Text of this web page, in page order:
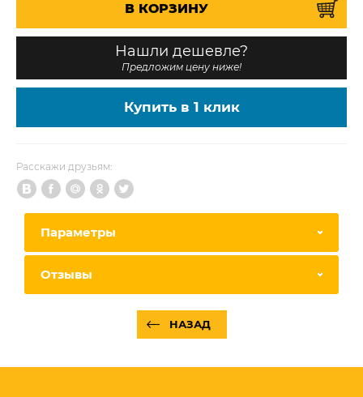
В КОРЗИНУ
Нашли дешевле?
Предложим цену ниже!
Купить в 1 клик
Расскажи друзьям:
Параметры
Отзывы
НАЗАД